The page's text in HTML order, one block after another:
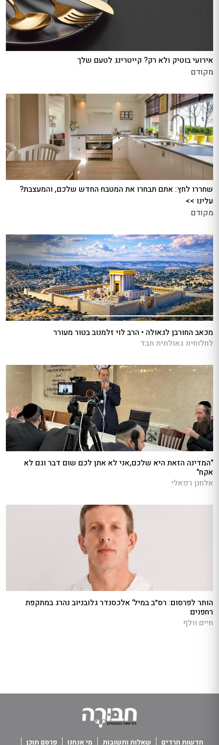
אירועי בוטיק ולא רק? קייטרינג לטעם שלך
מקודם
שחררו לחץ: אתם תבחרו את המטבח החדש שלכם, והמעצבת?
עלינו >>
מקודם
מכאב החורבן לגאולה • הרב לוי זלמנוב בטור מעורר
לחלוחית גאולתית חבד
"המדינה הזאת היא שלכם,אני לא אתן לכם שום דבר וגם לא
אקח"
אלחנן רפאלי
הותר לפרסום: רס״ב במיל' אלכסנדר גלובניוב נהרג במתקפת
רחפנים
חיים וולף
חדשות חרדים שאלות ותשובות מי אנחנו פרסם תוכן